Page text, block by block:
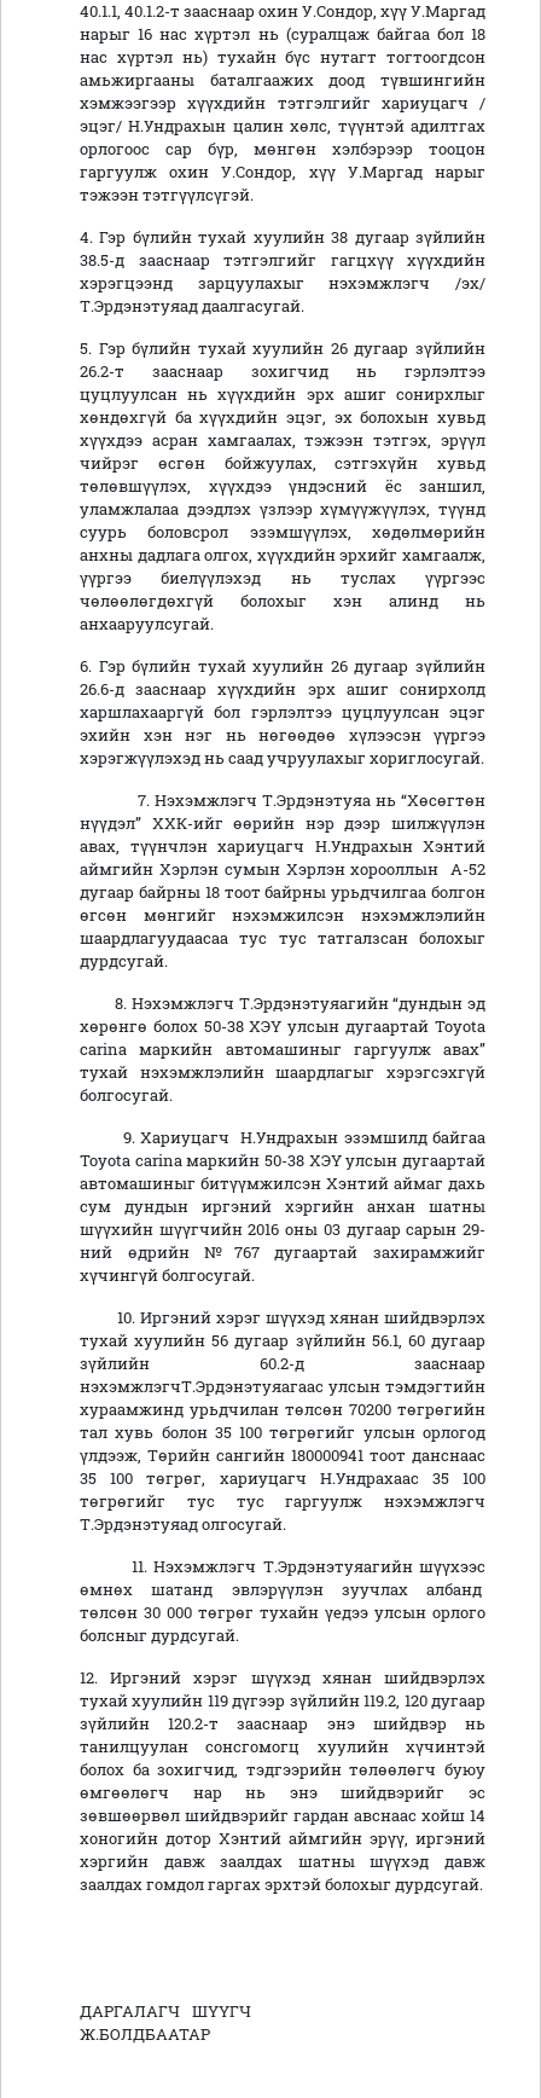
40.1.1, 40.1.2-т зааснаар охин У.Сондор, хүү У.Маргад
нарыг 16 нас хүртэл нь (суралцаж байгаа бол 18
нас хүртэл нь) тухайн бүс нутагт тогтоогдсон
амьжиргааны баталгаажих доод түвшингийн
хэмжээгээр хүүхдийн тэтгэлгийг хариуцагч /
эцэг/ Н.Ундрахын цалин хөлс, түүнтэй адилтгах
орлогоос сар бүр, мөнгөн хэлбэрээр тооцон
гаргуулж охин У.Сондор, хүү У.Маргад нарыг
тэжээн тэтгүүлсүгэй.
4. Гэр бүлийн тухай хуулийн 38 дугаар зүйлийн
38.5-д зааснаар тэтгэлгийг гагцхүү хүүхдийн
хэрэгцээнд зарцуулахыг нэхэмжлэгч /эх/
Т.Эрдэнэтуяад даалгасугай.
5. Гэр бүлийн тухай хуулийн 26 дугаар зүйлийн
26.2-т зааснаар зохигчид нь гэрлэлтээ
цуцлуулсан нь хүүхдийн эрх ашиг сонирхлыг
хөндөхгүй ба хүүхдийн эцэг, эх болохын хувьд
хүүхдээ асран хамгаалах, тэжээн тэтгэх, эрүүл
чийрэг өсгөн бойжуулах, сэтгэхүйн хувьд
төлөвшүүлэх, хүүхдээ үндэсний ёс заншил,
уламжлалаа дээдлэх үзлээр хүмүүжүүлэх, түүнд
суурь боловсрол эзэмшүүлэх, хөдөлмөрийн
анхны дадлага олгох, хүүхдийн эрхийг хамгаалж,
үүргээ биелүүлэхэд нь туслах үүргээс
чөлөөлөгдөхгүй болохыг хэн алинд нь
анхааруулсугай.
6. Гэр бүлийн тухай хуулийн 26 дугаар зүйлийн
26.6-д зааснаар хүүхдийн эрх ашиг сонирхолд
харшлахааргүй бол гэрлэлтээ цуцлуулсан эцэг
эхийн хэн нэг нь нөгөөдөө хүлээсэн үүргээ
хэрэгжүүлэхэд нь саад учруулахыг хориглосугай.
7. Нэхэмжлэгч Т.Эрдэнэтуяа нь “Хөсөгтөн
нүүдэл” ХХК-ийг өөрийн нэр дээр шилжүүлэн
авах, түүнчлэн хариуцагч Н.Ундрахын Хэнтий
аймгийн Хэрлэн сумын Хэрлэн хорооллын А-52
дугаар байрны 18 тоот байрны урьдчилгаа болгон
өгсөн мөнгийг нэхэмжилсэн нэхэмжлэлийн
шаардлагуудаасаа тус тус татгалзсан болохыг
дурдсугай.
8. Нэхэмжлэгч Т.Эрдэнэтуяагийн “дундын эд
хөрөнгө болох 50-38 ХЭҮ улсын дугаартай Toyota
carina маркийн автомашиныг гаргуулж авах”
тухай нэхэмжлэлийн шаардлагыг хэрэгсэхгүй
болгосугай.
9. Хариуцагч Н.Ундрахын эзэмшилд байгаа
Toyota carina маркийн 50-38 ХЭҮ улсын дугаартай
автомашиныг битүүмжилсэн Хэнтий аймаг дахь
сум дундын иргэний хэргийн анхан шатны
шүүхийн шүүгчийн 2016 оны 03 дугаар сарын 29-
ний өдрийн №767 дугаартай захирамжийг
хүчингүй болгосугай.
10. Иргэний хэрэг шүүхэд хянан шийдвэрлэх
тухай хуулийн 56 дугаар зүйлийн 56.1, 60 дугаар
зүйлийн 60.2-д зааснаар
нэхэмжлэгчТ.Эрдэнэтуяагаас улсын тэмдэгтийн
хураамжинд урьдчилан төлсөн 70200 төгрөгийн
тал хувь болон 35 100 төгрөгийг улсын орлогод
үлдээж, Төрийн сангийн 180000941 тоот данснаас
35 100 төгрөг, хариуцагч Н.Ундрахаас 35 100
төгрөгийг тус тус гаргуулж нэхэмжлэгч
Т.Эрдэнэтуяад олгосугай.
11. Нэхэмжлэгч Т.Эрдэнэтуяагийн шүүхээс
өмнөх шатанд эвлэрүүлэн зуучлах албанд
төлсөн 30 000 төгрөг тухайн үедээ улсын орлого
болсныг дурдсугай.
12. Иргэний хэрэг шүүхэд хянан шийдвэрлэх
тухай хуулийн 119 дүгээр зүйлийн 119.2, 120 дугаар
зүйлийн 120.2-т зааснаар энэ шийдвэр нь
танилцуулан сонсгомогц хуулийн хүчинтэй
болох ба зохигчид, тэдгээрийн төлөөлөгч буюу
өмгөөлөгч нар нь энэ шийдвэрийг эс
зөвшөөрвөл шийдвэрийг гардан авснаас хойш 14
хоногийн дотор Хэнтий аймгийн эрүү, иргэний
хэргийн давж заалдах шатны шүүхэд давж
заалдах гомдол гаргах эрхтэй болохыг дурдсугай.
ДАРГАЛАГЧ ШҮҮГЧ
Ж.БОЛДБААТАР